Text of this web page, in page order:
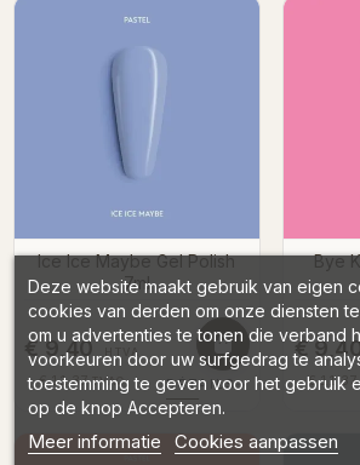
Ice Ice Maybe Gel Polish
7ml
€ 9,40 HTVA
€ 11,37 TVAC DÉTAILS→
Bye
€
€ 11,37
Deze website maakt gebruik van eigen
cookies van derden om onze diensten
om u advertenties te tonen die verband
voorkeuren door uw surfgedrag te
toestemming te geven voor het gebruik
op de knop Accepteren.
Meer informatie Cookies aanpassen